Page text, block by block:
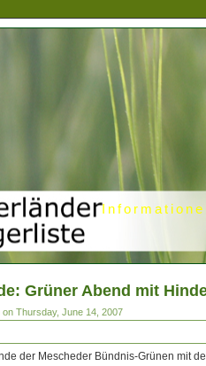
Grüner Abend mit
on Thursday, June 14, 2007